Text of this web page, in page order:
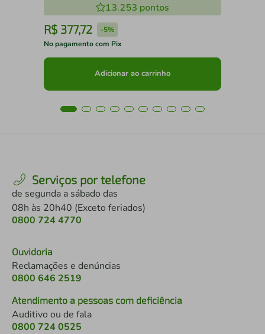
13.253 pontos
R$ 377,72 -5%
No pagamento com Pix
Adicionar ao carrinho
Serviços por telefone
de segunda a sábado das
08h às 20h40 (Exceto feriados)
0800 724 4770
Ouvidoria
Reclamações e denúncias
0800 646 2519
Atendimento a pessoas com deficiência
Auditivo ou de fala
0800 724 0525